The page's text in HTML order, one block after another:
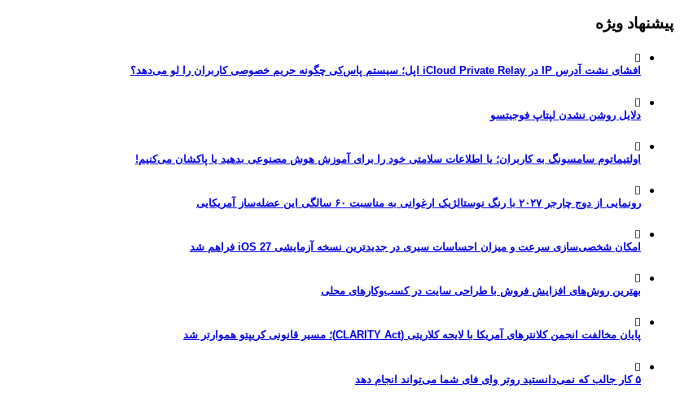
پیشنهاد ویژه
افشای نشت آدرس IP در iCloud Private Relay اپل؛ سیستم پاس‌کی چگونه حریم خصوصی کاربران را لو می‌دهد؟
دلایل روشن نشدن لپتاپ فوجیتسو
اولتیماتوم سامسونگ به کاربران؛ یا اطلاعات سلامتی خود را برای آموزش هوش مصنوعی بدهید یا پاکشان می‌کنیم!
رونمایی از دوج چارجر ۲۰۲۷ با رنگ نوستالژیک ارغوانی به مناسبت ۶۰ سالگی این عضله‌ساز آمریکایی
امکان شخصی‌سازی سرعت و میزان احساسات سیری در جدیدترین نسخه آزمایشی iOS 27 فراهم شد
بهترین روش‌های افزایش فروش با طراحی سایت در کسب‌وکارهای محلی
پایان مخالفت انجمن کلانترهای آمریکا با لایحه کلاریتی (CLARITY Act)؛ مسیر قانونی کریپتو هموارتر شد
۵ کار جالب که نمی‌دانستید روتر وای فای شما می‌تواند انجام دهد